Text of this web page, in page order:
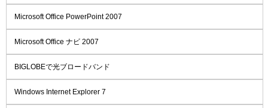
Microsoft Office PowerPoint 2007
Microsoft Office ナビ 2007
BIGLOBEで光ブロードバンド
Windows Internet Explorer 7